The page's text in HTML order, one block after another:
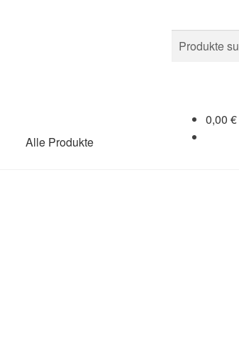
Suche
nach:
Suche
Alle Produkte
0,00 €